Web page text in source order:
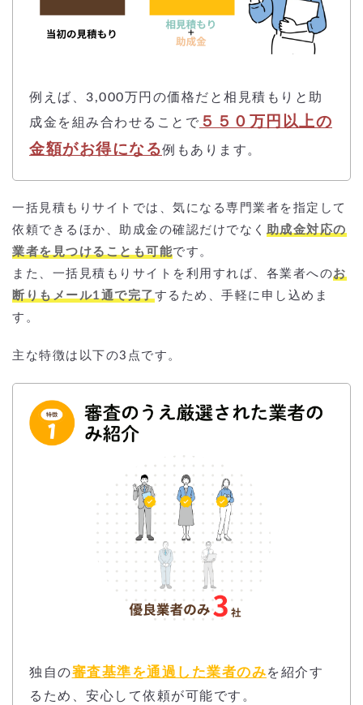
例えば、3,000万円の価格だと相見積もりと助
成金を組み合わせることで ５５０万円以上の
金額がお得になる例もあります。
一括見積もりサイトでは、気になる専門業者を指定して
依頼できるほか、助成金の確認だけでなく
助成金対応の
業者を見つけることも可能です。
また、一括見積もりサイトを利用すれば、各業者へのお
断りもメール1通で完了 するため、手軽に申し込めま
す。
主な特徴は以下の3点です。
独自の審査基準を通過した業者のみを紹介す
るため、安心して依頼が可能です。